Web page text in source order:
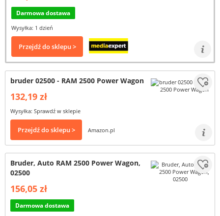
Darmowa dostawa
Wysyłka: 1 dzień
Przejdź do sklepu >
bruder 02500 - RAM 2500 Power Wagon
132,19 zł
Wysyłka: Sprawdź w sklepie
Przejdź do sklepu > Amazon.pl
Bruder, Auto RAM 2500 Power Wagon,
02500
156,05 zł
Darmowa dostawa